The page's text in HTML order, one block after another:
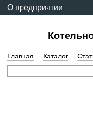
О предприятии
Главная Каталог